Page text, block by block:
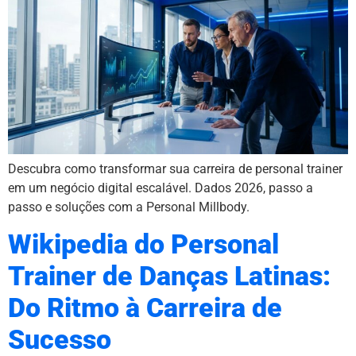
Descubra como transformar sua carreira de personal trainer
em um negócio digital escalável. Dados 2026, passo a
passo e soluções com a Personal Millbody.
Wikipedia do Personal
Trainer de Danças Latinas:
Do Ritmo à Carreira de
Sucesso